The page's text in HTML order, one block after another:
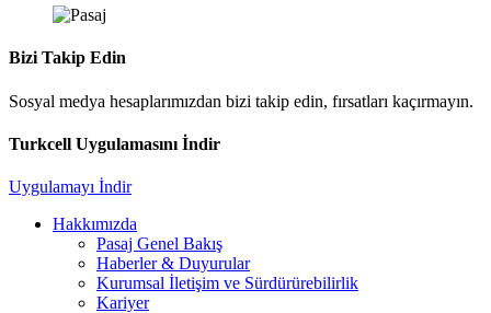
Bizi Takip Edin
Sosyal medya hesaplarımızdan bizi takip edin, fırsatları kaçırmayın.
Turkcell Uygulamasını İndir
Uygulamayı İndir
Hakkımızda
Pasaj Genel Bakış
Haberler & Duyurular
Kurumsal İletişim ve Sürdürürebilirlik
Kariyer